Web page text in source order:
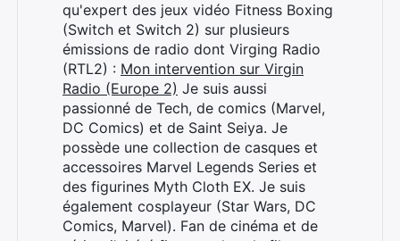
qu'expert des jeux vidéo Fitness Boxing
(Switch et Switch 2) sur plusieurs
émissions de radio dont Virging Radio
(RTL2) : Mon intervention sur Virgin
Radio (Europe 2) Je suis aussi
passionné de Tech, de comics (Marvel,
DC Comics) et de Saint Seiya. Je
possède une collection de casques et
accessoires Marvel Legends Series et
des figurines Myth Cloth EX. Je suis
également cosplayeur (Star Wars, DC
Comics, Marvel). Fan de cinéma et de